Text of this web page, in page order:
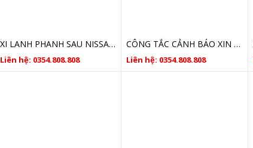
XI LANH PHANH SAU NISSAN SUNNY 22365EB30A
Liên hệ: 0354.808.808
CÔNG TẮC CẢNH BÁO XIN NHAN NISSAN SUNNY 2020 SỐ TỰ ĐỘNG
Liên hệ: 0354.808.808